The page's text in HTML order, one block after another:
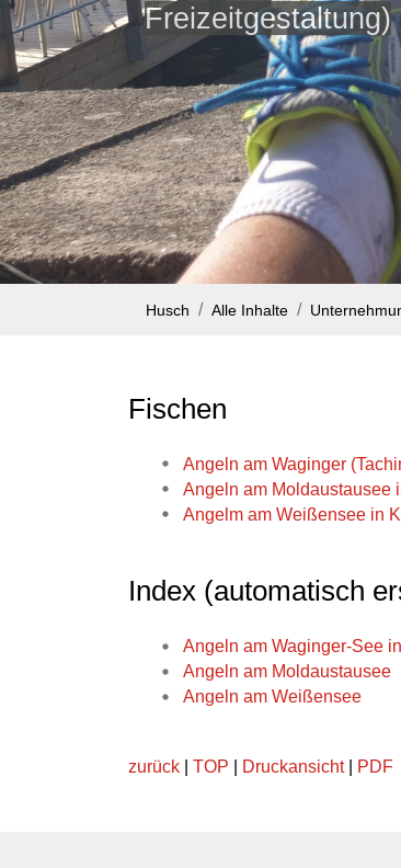
Freizeitgestaltung)
Husch Alle Inhalte
Fischen
Angeln am Waginger
Angeln am Moldaustausee
Angelm am Weißensee in
Index (automatisch
Angeln am Waginger-See
Angeln am Moldaustausee
Angeln am Weißensee
zurück TOP Druckansicht| PDF